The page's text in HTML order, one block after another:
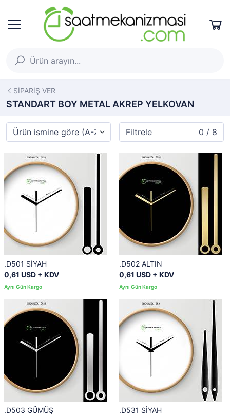
SİPARİŞ VER
STANDART BOY METAL AKREP YELKOVAN
Filtrele 0 / 8
.D501 SİYAH
0,61 USD + KDV
.D502 ALTIN
0,61 USD + KDV
.D503 GÜMÜŞ
.D531 SİYAH